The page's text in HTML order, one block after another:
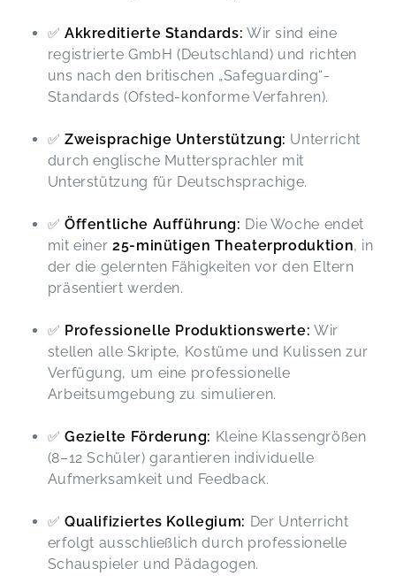
✅ Akkreditierte Standards: Wir sind eine
registrierte GmbH (Deutschland) und richten
uns nach den britischen „Safeguarding“-
Standards (Ofsted-konforme Verfahren).
✅ Zweisprachige Unterstützung: Unterricht
durch englische Muttersprachler mit
Unterstützung für Deutschsprachige.
✅ Öffentliche Aufführung: Die Woche endet
mit einer25-minütigen Theaterproduktion, in
der die gelernten Fähigkeiten vor den Eltern
präsentiert werden.
✅ Professionelle Produktionswerte: Wir
stellen alle Skripte, Kostüme und Kulissen zur
Verfügung, um eine professionelle
Arbeitsumgebung zu simulieren.
✅ Gezielte Förderung: Kleine Klassengrößen
(8–12 Schüler) garantieren individuelle
Aufmerksamkeit und Feedback.
✅ Qualifiziertes Kollegium: Der Unterricht
erfolgt ausschließlich durch professionelle
Schauspieler und Pädagogen.